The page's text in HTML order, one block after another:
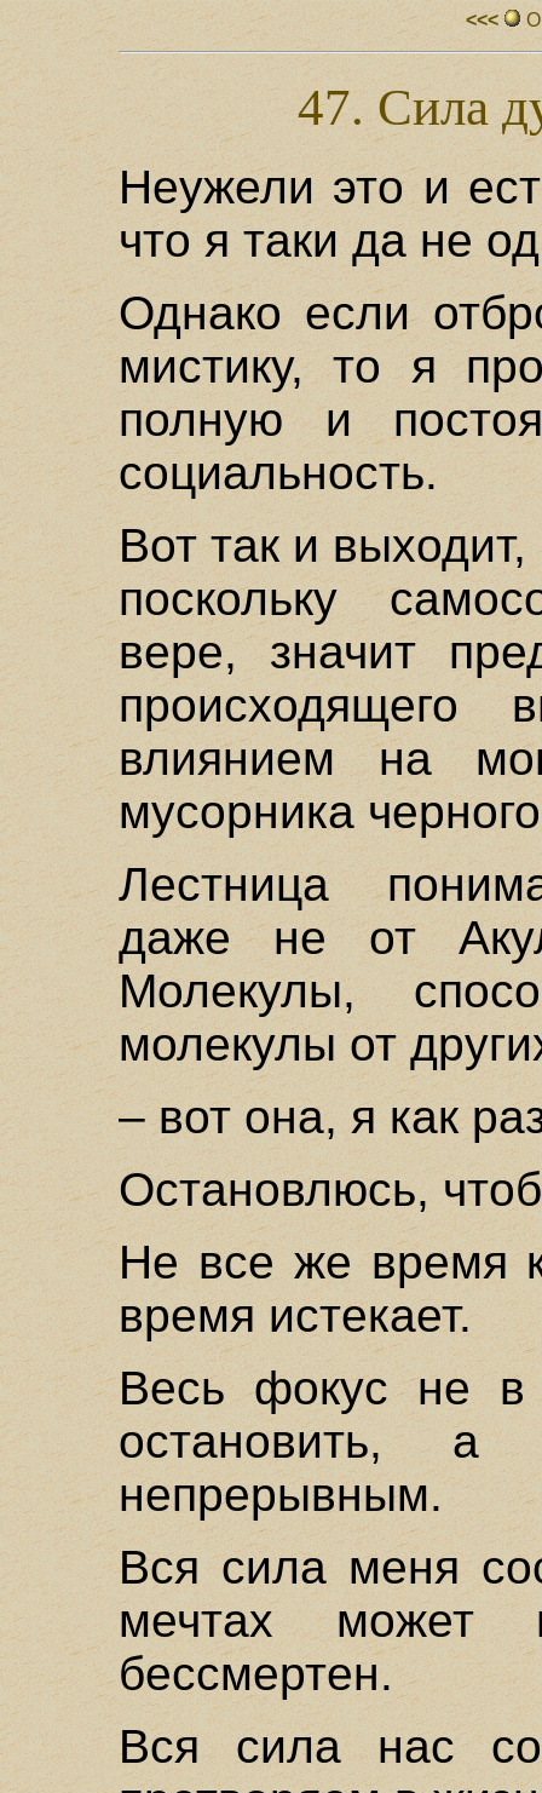
<<<
47. Сила
Неужели это и
что я таки да не
Однако если
мистику, то я
полную и
социальность.
Вот так и
поскольку
вере, значит
происходящего
влиянием на
мусорника
Лестница
даже не от
Молекулы,
молекулы от
– вот она, я как
Остановлюсь,
Не все же время
время истекает.
Весь фокус не в
остановить, а
непрерывным.
Вся сила меня
мечтах может
бессмертен.
Вся сила нас